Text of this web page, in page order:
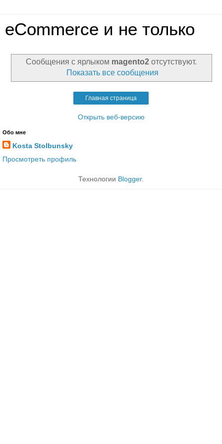
eCommerce и не только
Сообщения с ярлыком magento2отсутствуют.
Показать все сообщения
Главная страница
Открыть веб-версию
Обо мне
Kosta Stolbunsky
Просмотреть профиль
Технологии Blogger.